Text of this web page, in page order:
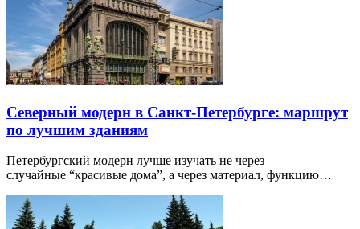
Северный модерн в Санкт-Петербурге: маршрут
по лучшим зданиям
Петербургский модерн лучше изучать не через
случайные “красивые дома”, а через материал, функцию…